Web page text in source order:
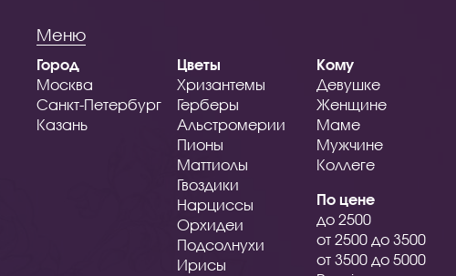
Меню
Город
Москва
Санкт-Петербург
Казань
Цветы
Хризантемы
Герберы
Альстромерии
Пионы
Маттиолы
Гвоздики
Нарциссы
Орхидеи
Подсолнухи
Ирисы
Кому
Девушке
Женщине
Маме
Мужчине
Коллеге
По цене
до 2500
от 2500 до 3500
от 3500 до 5000